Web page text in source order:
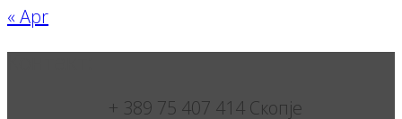
« Apr
+ 389 75 407 414 Скопје